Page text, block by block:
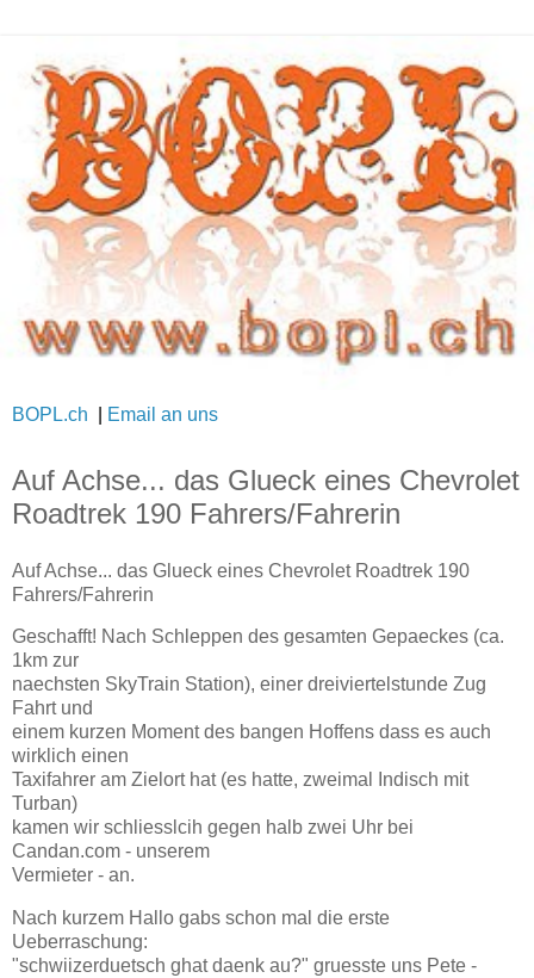
BOPL.ch Email an uns
Auf Achse... das Glueck eines Chevrolet
Roadtrek 190 Fahrers/Fahrerin
Auf Achse... das Glueck eines Chevrolet Roadtrek 190
Fahrers/Fahrerin
Geschafft! Nach Schleppen des gesamten Gepaeckes (ca.
1km zur
naechsten SkyTrain Station), einer dreiviertelstunde Zug
Fahrt und
einem kurzen Moment des bangen Hoffens dass es auch
wirklich einen
Taxifahrer am Zielort hat (es hatte, zweimal Indisch mit
Turban)
kamen wir schliesslcih gegen halb zwei Uhr bei
Candan.com - unserem
Vermieter - an.
Nach kurzem Hallo gabs schon mal die erste
Ueberraschung:
"schwiizerduetsch ghat daenk au?" gruesste uns Pete -